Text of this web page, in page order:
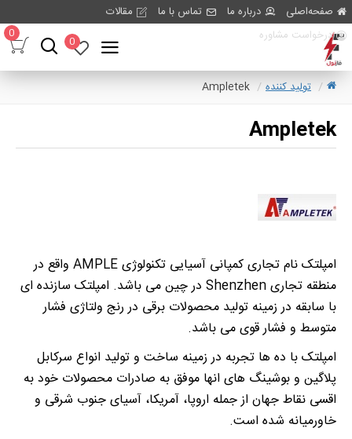
صفحه‌اصلی درباره ما تماس با ما
مقالات
درخواست مشاوره
0
0
تولید کننده Ampletek
Ampletek
امپلتک نام تجاری کمپانی آسیایی تکنولوژی AMPLE واقع در
منطقه تجاری Shenzhen در چین می باشد. امپلتک سازنده ای
با سابقه در زمینه تولید محصولات برقی در رنج ولتاژی فشار
متوسط و فشار قوی می باشد.
امپلتک با ده ها تجربه در زمینه ساخت و تولید انواع سرکابل
پلاگین و بوشینگ های انها موفق به صادرات محصولات خود به
اقسی نقاط جهان از جمله اروپا، آمریکا، آسیای جنوب شرقی و
خاورمیانه شده است.